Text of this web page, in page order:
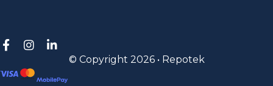
© Copyright 2026 • Repotek